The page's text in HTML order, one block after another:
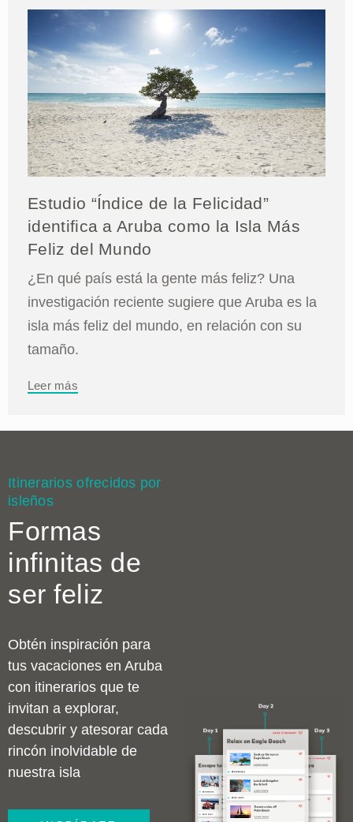
Estudio “Índice de la Felicidad”
identifica a Aruba como la Isla Más
Feliz del Mundo
¿En qué país está la gente más feliz? Una
investigación reciente sugiere que Aruba es la
isla más feliz del mundo, en relación con su
tamaño.
Leer más
Itinerarios ofrecidos por
isleños
Formas
infinitas de
ser feliz
Obtén inspiración para
tus vacaciones en Aruba
con itinerarios que te
invitan a explorar,
descubrir y atesorar cada
rincón inolvidable de
nuestra isla